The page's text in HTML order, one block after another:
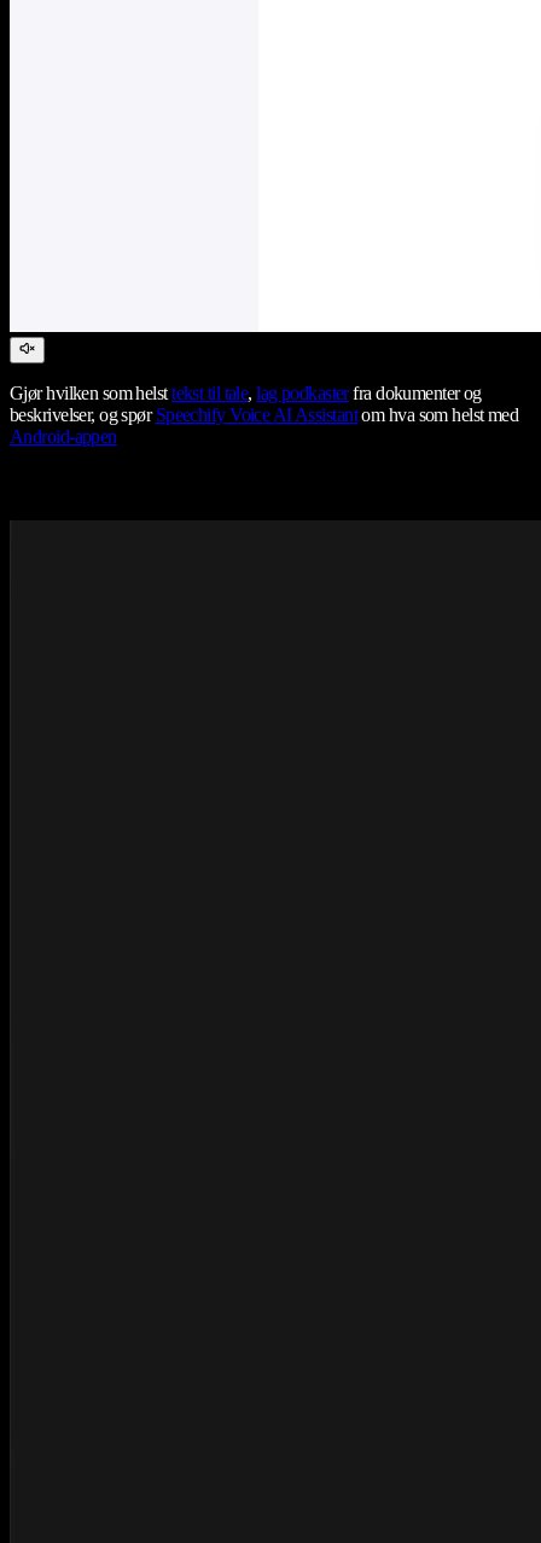
Gjør hvilken som helsttekst til tale,lag podkasterfra dokumenter og
beskrivelser, og spørSpeechify Voice AI Assistantom hva som helst med
Android-appen